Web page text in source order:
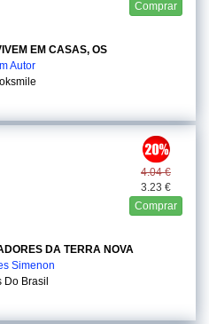
Comprar
EM CASAS, OS
Autor
4.04 €
3.23 €
Comprar
DA TERRA NOVA
Simenon
Do Brasil